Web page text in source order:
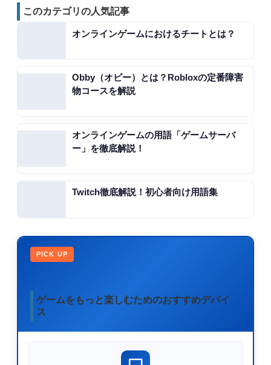
このカテゴリの人気記事
オンラインゲームにおけるチートとは？
Obby（オビー）とは？Robloxの定番障害
物コースを解説
オンラインゲームの用語「ゲームサーバ
ー」を徹底解説！
Twitch徹底解説！初心者向け用語集
PICK UP
ゲームをもっと楽しむためのおすすめデバイ
ス